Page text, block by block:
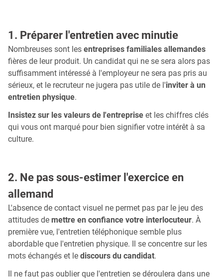
1. Préparer l'entretien avec minutie
Nombreuses sont les entreprises familiales allemandes
fières de leur produit. Un candidat qui ne se sera alors pas
suffisamment intéressé à l'employeur ne sera pas pris au
sérieux, et le recruteur ne jugera pas utile de l'inviter à un
entretien physique.
Insistez sur les valeurs de l'entreprise et les chiffres clés
qui vous ont marqué pour bien signifier votre intérêt à sa
culture.
2. Ne pas sous-estimer l'exercice en
allemand
L'absence de contact visuel ne permet pas par le jeu des
attitudes de mettre en confiance votre interlocuteur. À
première vue, l'entretien téléphonique semble plus
abordable que l'entretien physique. Il se concentre sur les
mots échangés et le discours du candidat.
Il ne faut pas oublier que l'entretien se déroulera dans une